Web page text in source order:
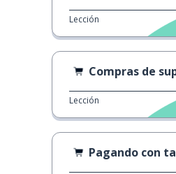
Lección
Compras de
Lección
Pagando con